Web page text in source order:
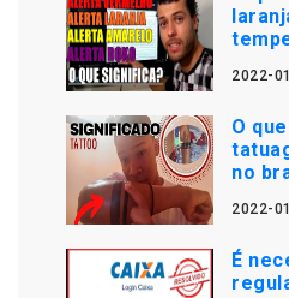
2022-
O
no
2022-
É